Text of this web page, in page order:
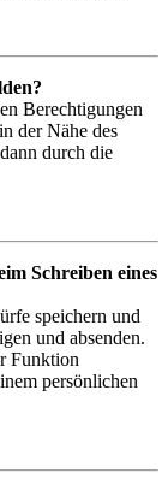
Berechtigungen
der Nähe des
durch die
Schreiben eines
speichern und
und absenden.
Funktion
persönlichen